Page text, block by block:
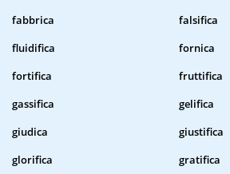
fabbrica
falsifica
fluidifica
fornica
fortifica
fruttifica
gassifica
gelifica
giudica
giustifica
glorifica
gratifica